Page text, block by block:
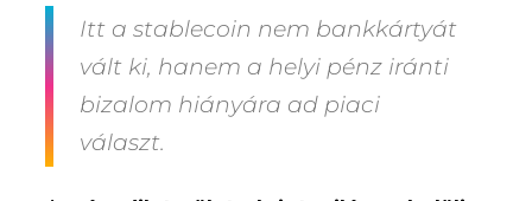
Itt a stablecoin nem bankkártyát
vált ki, hanem a helyi pénz iránti
bizalom hiányára ad piaci
választ.